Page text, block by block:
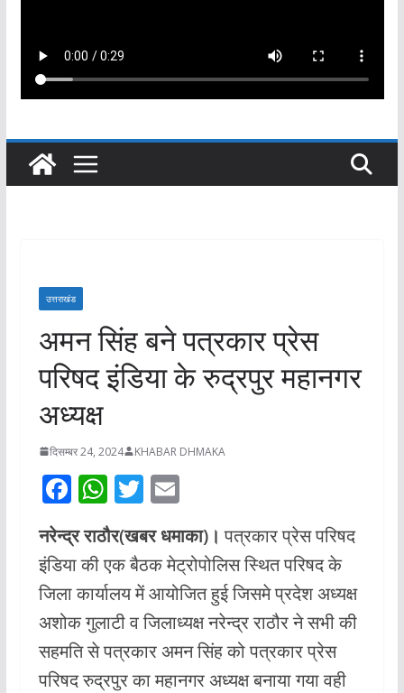
उत्तराखंड
अमन सिंह बने पत्रकार प्रेस
परिषद इंडिया के रुद्रपुर महानगर
अध्यक्ष
दिसम्बर 24, 2024 KHABAR DHMAKA
F
e
b
o
o
k
W
h
at
s
A
p
p
T
itt
er
E
ai
l
नरेन्द्र राठौर(खबर धमाका)। पत्रकार प्रेस परिषद
इंडिया की एक बैठक मेट्रोपोलिस स्थित परिषद के
जिला कार्यालय में आयोजित हुई जिसमे प्रदेश अध्यक्ष
अशोक गुलाटी व जिलाध्यक्ष नरेन्द्र राठौर ने सभी की
सहमति से पत्रकार अमन सिंह को पत्रकार प्रेस
परिषद रुद्रपुर का महानगर अध्यक्ष बनाया गया वही